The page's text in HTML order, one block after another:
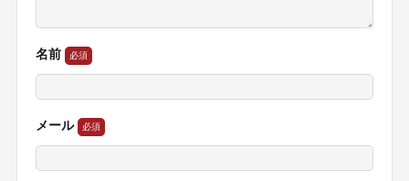
名前
メール